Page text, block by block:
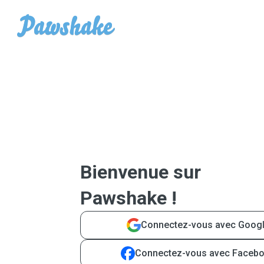
Bienvenue sur
Pawshake !
Connectez-vous avec
Connectez-vous avec